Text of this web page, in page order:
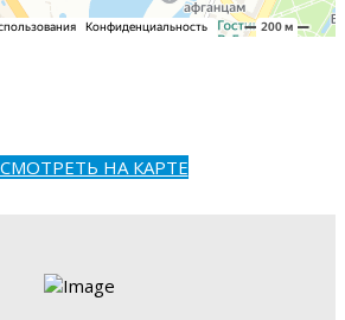
НА КАРТЕ